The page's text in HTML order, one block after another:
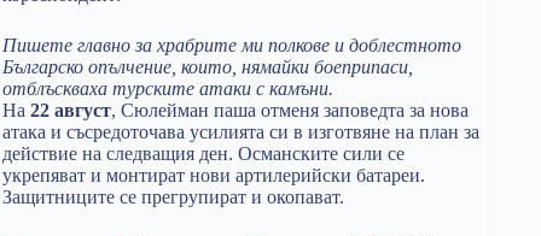
Пишете главно за храбрите ми полкове и доблестното
Българско опълчение, които, нямайки боеприпаси,
отблъскваха турските атаки с камъни.
На 22 август, Сюлейман паша отменя заповедта за нова
атака и съсредоточава усилията си в изготвяне на план за
действие на следващия ден. Османските сили се
укрепяват и монтират нови артилерийски батареи.
Защитниците се прегрупират и окопават.